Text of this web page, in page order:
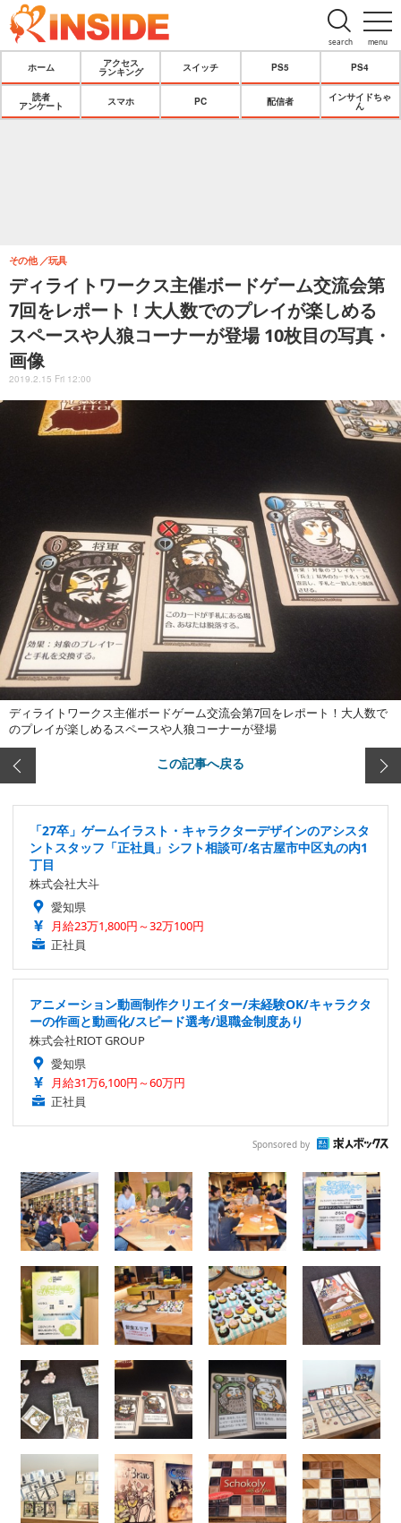
menu
search
ホーム
アクセス
ランキング
スイッチ PS5 PS4
読者
アンケート
スマホ PC 配信者
インサイドちゃ
ん
ディライトワークス主催ボードゲーム交流会第
7回をレポート！大人数でのプレイが楽しめる
スペースや人狼コーナーが登場 10枚目の写真・
画像
その他 玩具
2019.2.15 Fri 12:00
ディライトワークス主催ボードゲーム交流会第7回をレポート！大人数で
のプレイが楽しめるスペースや人狼コーナーが登場
この記事へ戻る
「27卒」ゲームイラスト・キャラクターデザインのアシスタ
ントスタッフ「正社員」シフト相談可/名古屋市中区丸の内1
丁目
株式会社大斗
愛知県
月給23万1,800円～32万100円
正社員
アニメーション動画制作クリエイター/未経験OK/キャラクタ
ーの作画と動画化/スピード選考/退職金制度あり
株式会社RIOT GROUP
愛知県
月給31万6,100円～60万円
正社員
Sponsored by